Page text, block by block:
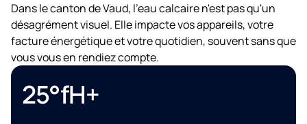
Dans le canton de Vaud, l'eau calcaire n'est pas qu'un
désagrément visuel. Elle impacte vos appareils, votre
facture énergétique et votre quotidien, souvent sans que
vous vous en rendiez compte.
25°fH+